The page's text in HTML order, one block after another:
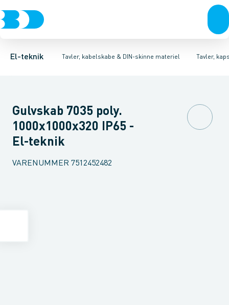
El-teknik Tavler, kabelskabe & DIN-skinne materiel
Afbrydere, stikkontakter & lampeudtagForgreningsmateriel
Tavler,
Tavler, kapsling og rackskabe Fordelings-/byggepladstavler
Ventilationsplade (indkapsling/skab)Dækplade / mærkeplade
Gulvskab 7035 poly.
1000x1000x320 IP65 -
El-teknik
VARENUMMER 7512452482